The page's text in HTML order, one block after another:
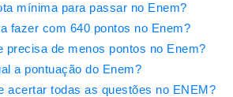
mínima para passar no Enem?
fazer com 640 pontos no Enem?
precisa de menos pontos no Enem?
a pontuação do Enem?
acertar todas as questões no ENEM?